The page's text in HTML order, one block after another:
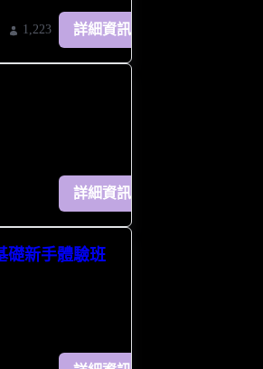
1,223 詳細資訊
詳細資訊
礎新手體驗班